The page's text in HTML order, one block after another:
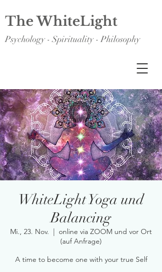
The WhiteLight
Psychology - Spirituality - Philosophy
WhiteLight Yoga und
Balancing
Mi., 23. Nov.
  |
online via ZOOM und vor Ort
(auf Anfrage)
A time to become one with your true Self